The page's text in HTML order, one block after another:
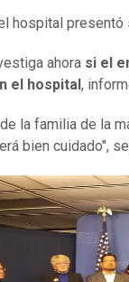
hospital
ahora si el
el hospital ,
la familia de la
bien cuidado",